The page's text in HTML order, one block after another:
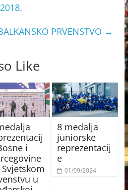
PRVENSTVO →
Like
i
Svjetskom
u
8 medalja
juniorske
reprezentacij
e
01/09/2024